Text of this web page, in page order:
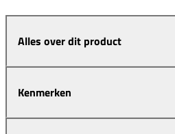
Alles over dit product
Kenmerken